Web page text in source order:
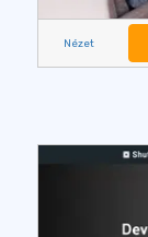
Nézet